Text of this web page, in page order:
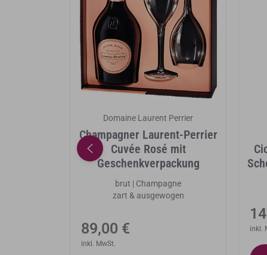
Domaine Laurent Perrier
Champagner Laurent-Perrier
Cuvée Rosé mit
Geschenkverpackung
brut | Champagne
zart & ausgewogen
Normaler
Preis
89,00 €
inkl. MwSt.
inkl.